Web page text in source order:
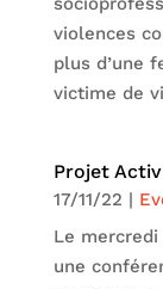
violences
plus d’une
victime de
Projet Activ
17/11/22 |
Le
une